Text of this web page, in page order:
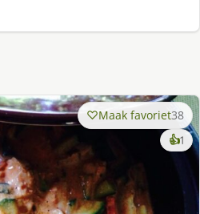
Maak favoriet38
👍1